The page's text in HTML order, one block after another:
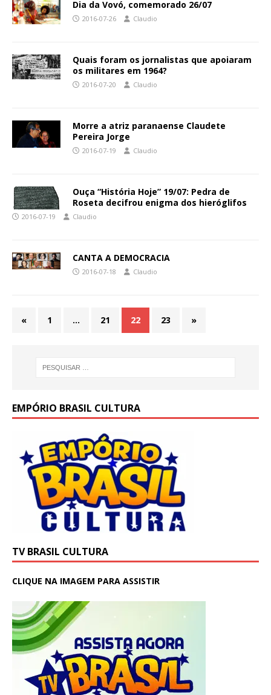
Dia da Vovó, comemorado 26/07
2016-07-26 Claudio
Quais foram os jornalistas que apoiaram
os militares em 1964?
2016-07-20 Claudio
Morre a atriz paranaense Claudete
Pereira Jorge
2016-07-19 Claudio
Ouça “História Hoje” 19/07: Pedra de
Roseta decifrou enigma dos hieróglifos
2016-07-19 Claudio
CANTA A DEMOCRACIA
2016-07-18 Claudio
« 1 … 21 22 23 »
EMPÓRIO BRASIL CULTURA
TV BRASIL CULTURA
CLIQUE NA IMAGEM PARA ASSISTIR